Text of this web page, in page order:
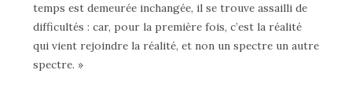
temps est demeurée inchangée, il se trouve assailli de
difficultés : car, pour la première fois, c’est la réalité
qui vient rejoindre la réalité, et non un spectre un autre
spectre. »